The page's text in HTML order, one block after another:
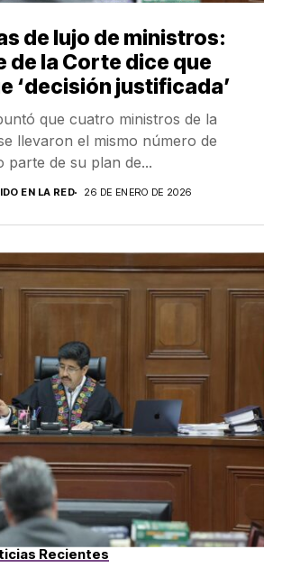
de lujo de ministros:
de la Corte dice que
‘decisión justificada’
que cuatro ministros de la
llevaron el mismo número de
parte de su plan de...
EN LA RED 26 DE ENERO DE 2026
Recientes